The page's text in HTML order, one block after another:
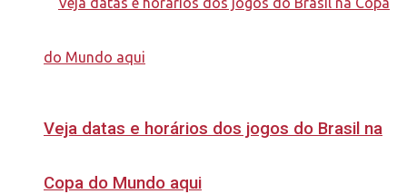
Veja datas e horários dos jogos do Brasil na
Copa do Mundo aqui